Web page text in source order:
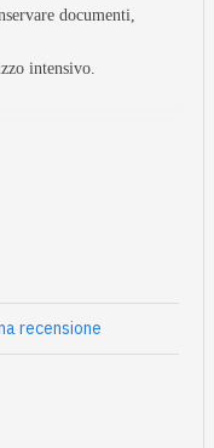
documenti,
intensivo.
recensione